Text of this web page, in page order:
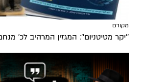
מקודם
''יקר מטיטניום'': המגזין המרהיב לכ’